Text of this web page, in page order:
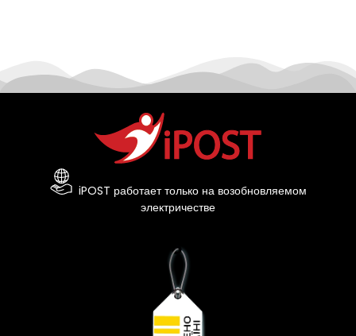
iPOST работает только на возобновляемом
электричестве